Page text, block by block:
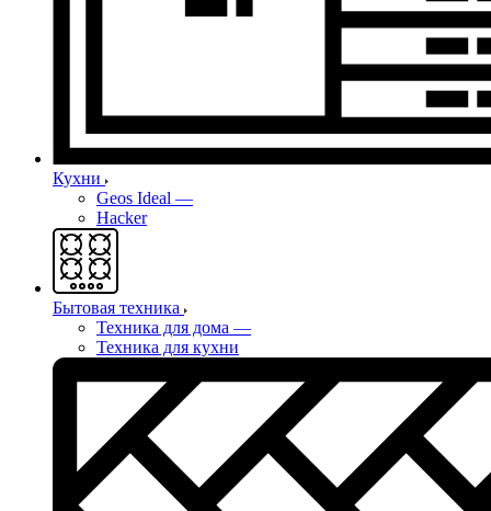
Кухни
Geos Ideal —
Hacker
Бытовая техника
Техника для дома —
Техника для кухни